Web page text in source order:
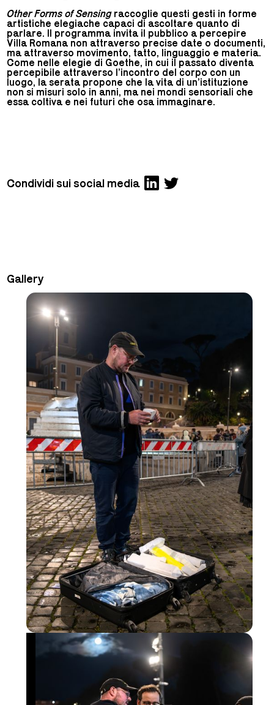
Other Forms of Sensingraccoglie questi gesti in forme
artistiche elegiache capaci di ascoltare quanto di
parlare. Il programma invita il pubblico a percepire
Villa Romana non attraverso precise date o documenti,
ma attraverso movimento, tatto, linguaggio e materia.
Come nelle elegie di Goethe, in cui il passato diventa
percepibile attraverso l’incontro del corpo con un
luogo, la serata propone che la vita di un’istituzione
non si misuri solo in anni, ma nei mondi sensoriali che
essa coltiva e nei futuri che osa immaginare.
Condividi sui social media
Gallery